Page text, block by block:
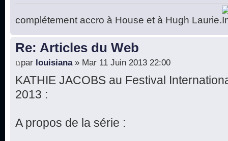
complétement accro à House et à Hugh Laurie.
Re: Articles du Web
par louisiana» Mar 11 Juin 2013 22:00
KATHIE JACOBS au Festival
2013 :
A propos de la série :